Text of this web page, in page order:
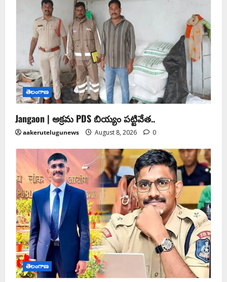
తెలంగాణ
Jangaon | అక్రమ PDS బియ్యం పట్టివేత..
aakerutelugunews August 8, 2026 0
తెలంగాణ